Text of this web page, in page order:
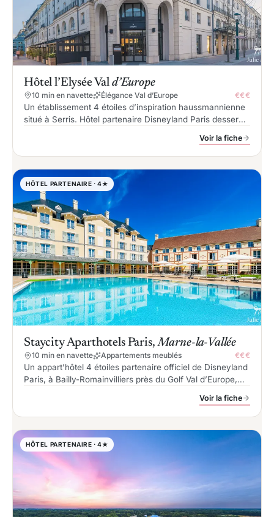
Hôtel l’Elysée Val d’Europe
10 min en navette Élégance Val d’Europe €€€
Un établissement 4 étoiles d’inspiration haussmannienne
situé à Serris. Hôtel partenaire Disneyland Paris desservi
Voir la fiche
HÔTEL PARTENAIRE · 4★
Staycity Aparthotels Paris,Marne-la-Vallée
10 min en navette Appartements meublés €€€
Un appart’hôtel 4 étoiles partenaire officiel de Disneyland
Paris, à Bailly-Romainvilliers près du Golf Val d’Europe,
personnes avec cuisine équipée et navette gratuite.
Voir la fiche
HÔTEL PARTENAIRE · 4★